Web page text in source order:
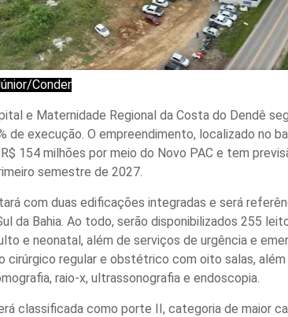
Conder
e Maternidade Regional da Costa do Dendê
de execução. O empreendimento, localizado no
154 milhões por meio do Novo PAC e tem
semestre de 2027.
com duas edificações integradas e será
da Bahia. Ao todo, serão disponibilizados 255
e neonatal, além de serviços de urgência e
cirúrgico regular e obstétrico com oito salas,
raio-x, ultrassonografia e endoscopia.
classificada como porte II, categoria de maior